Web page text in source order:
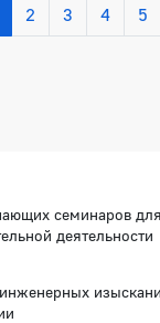
2 3 4 5
семинаров
деятельности